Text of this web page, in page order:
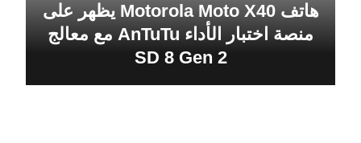
هاتف Motorola Moto X40 يظهر على
منصة اختبار الأداء AnTuTu مع معالج
SD 8 Gen 2